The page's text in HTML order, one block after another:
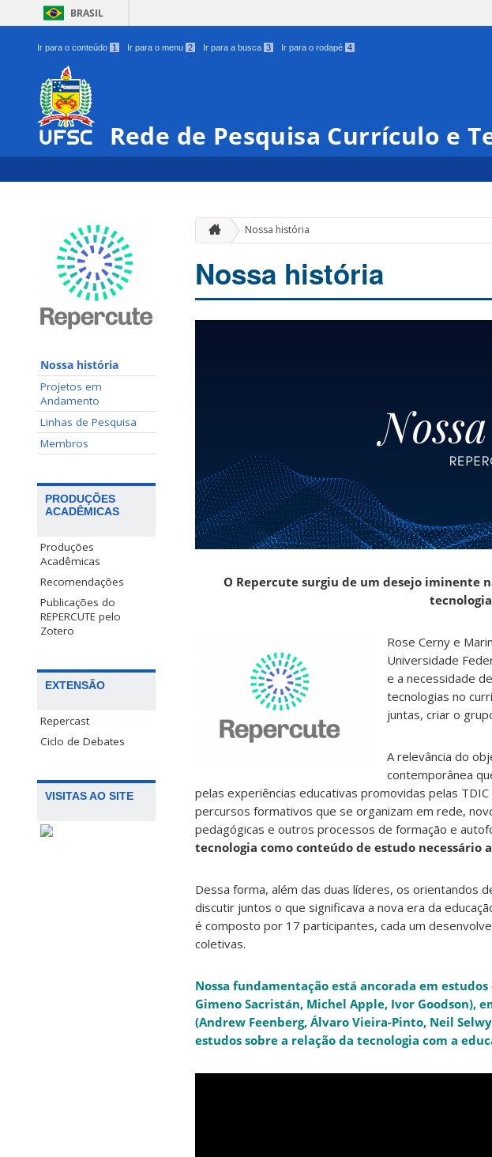
BRASIL
Ir para o conteúdo 1 Ir para o menu 2 Ir para a busca 3 Ir para o rodapé 4
Rede de Pesquisa Currículo e
Nossa história
Projetos em
Andamento
Linhas de Pesquisa
Membros
PRODUÇÕES
ACADÊMICAS
Produções
Acadêmicas
Recomendações
Publicações do
REPERCUTE pelo
Zotero
EXTENSÃO
Repercast
Ciclo de Debates
VISITAS AO SITE
Nossa história
Nossa história
O Repercute surgiu de um desejo iminente
Rose Cerny e
Universidade
e a necessidade
tecnologias no
juntas, criar o
A relevância do
contemporânea
pelas experiências educativas promovidas pelas
percursos formativos que se organizam em rede,
pedagógicas e outros processos de formação e
tecnologia como conteúdo de estudo
Dessa forma, além das duas líderes, os orientandos
discutir juntos o que significava a nova era da
é composto por 17 participantes, cada um
coletivas.
Nossa fundamentação está ancorada em
Gimeno Sacristán, Michel Apple, Ivor Goodson),
(Andrew Feenberg, Álvaro Vieira-Pinto, Neil
estudos sobre a relação da tecnologia com a